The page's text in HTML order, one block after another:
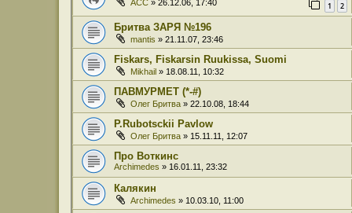
ACC » 26.12.06, 17:40 1 2
Бритва ЗАРЯ №196
mantis » 21.11.07, 23:46
Fiskars, Fiskarsin Ruukissa, Suomi
Mikhail » 18.08.11, 10:32
ПАВМУРМЕТ (*-#)
Олег Бритва » 22.10.08, 18:44
P.Rubotsсkii Pavlow
Олег Бритва » 15.11.11, 12:07
Про Воткинс
Archimedes » 16.01.11, 23:32
Калякин
Archimedes » 10.03.10, 11:00